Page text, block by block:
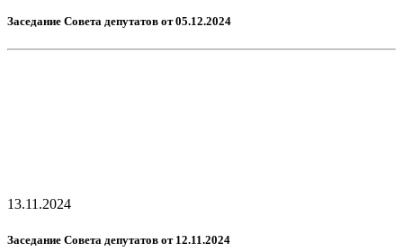
Заседание Совета депутатов от 05.12.2024
13.11.2024
Заседание Совета депутатов от 12.11.2024